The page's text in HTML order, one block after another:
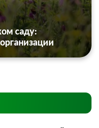
саду: